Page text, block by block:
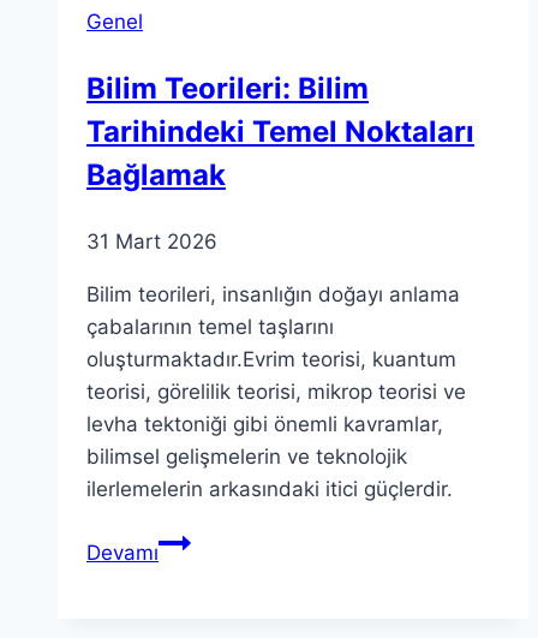
Genel
Bilim Teorileri: Bilim
Tarihindeki Temel Noktaları
Bağlamak
31 Mart 2026
Bilim teorileri, insanlığın doğayı anlama
çabalarının temel taşlarını
oluşturmaktadır.Evrim teorisi, kuantum
teorisi, görelilik teorisi, mikrop teorisi ve
levha tektoniği gibi önemli kavramlar,
bilimsel gelişmelerin ve teknolojik
ilerlemelerin arkasındaki itici güçlerdir.
DevamıBilim